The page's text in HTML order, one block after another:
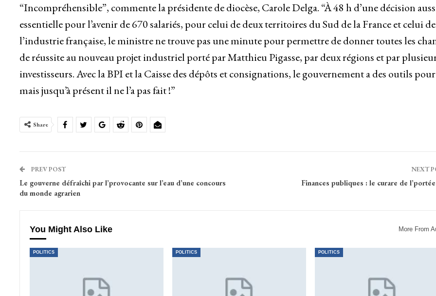
“Incompréhensible”, commente la présidente de diocèse, Carole Delga. “À 48 h d’une décision
essentielle pour l’avenir de 670 salariés, pour celui de deux territoires du Sud de la France et celui de
l’industrie française, le ministre ne trouve pas une minute pour permettre de donner toutes les
de réussite au nouveau projet industriel porté par Matthieu Pigasse, par deux régions et par
investisseurs. Avec la BPI et la Caisse des dépôts et consignations, le gouvernement a des outils
mais jusqu’à présent il ne l’a pas fait !”
Share
PREV POST
Le gouverne défraîchi par l’provocante sur l’eau d’une concours
du monde agrarien
NEXT
Finances publiques : le curare de
You Might Also Like More From
POLITICS POLITICS POLITICS